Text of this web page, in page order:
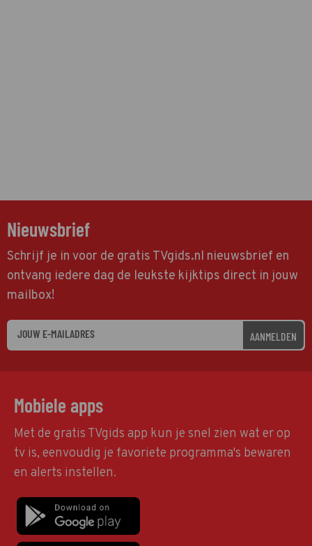
Nieuwsbrief
Schrijf je in voor de gratis TVgids.nl nieuwsbrief en
ontvang iedere dag de leukste kijktips direct in jouw
mailbox!
AANMELDEN
Mobiele apps
Met de gratis TVgids app kun je snel zien wat er op
tv is, eenvoudig je favoriete programma's bewaren
en alerts instellen.